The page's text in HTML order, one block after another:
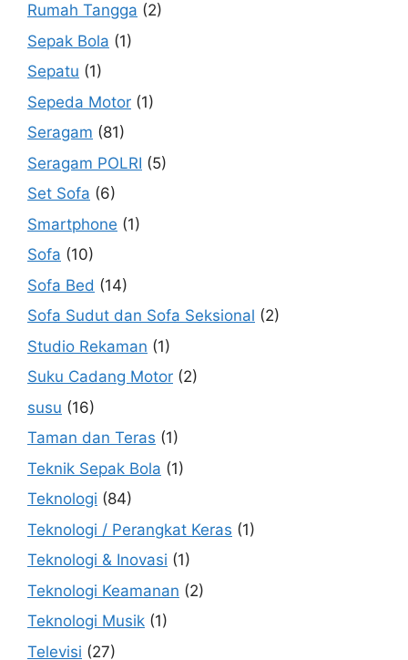
Rumah Tangga (2)
Sepak Bola (1)
Sepatu (1)
Sepeda Motor (1)
Seragam (81)
Seragam POLRI (5)
Set Sofa (6)
Smartphone (1)
Sofa (10)
Sofa Bed (14)
Sofa Sudut dan Sofa Seksional (2)
Studio Rekaman (1)
Suku Cadang Motor (2)
susu (16)
Taman dan Teras (1)
Teknik Sepak Bola (1)
Teknologi (84)
Teknologi / Perangkat Keras (1)
Teknologi & Inovasi (1)
Teknologi Keamanan (2)
Teknologi Musik (1)
Televisi (27)